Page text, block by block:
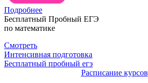
Подробнее
Бесплатный Пробный ЕГЭ
по математике
Смотреть
Интенсивная подготовка
Бесплатный пробный егэ
Расписание курсов